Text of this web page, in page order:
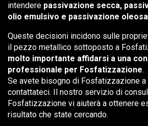
intendere passivazione secca,
olio emulsivo e passivazione
Queste decisioni incidono sulle
il pezzo metallico sottoposto a
molto importante affidarsi a una
professionale per Fosfatizzazione.
Se avete bisogno di Fosfatizzazione a
contattateci. Il nostro servizio di
Fosfatizzazione vi aiuterà a ottenere
risultato che state cercando.